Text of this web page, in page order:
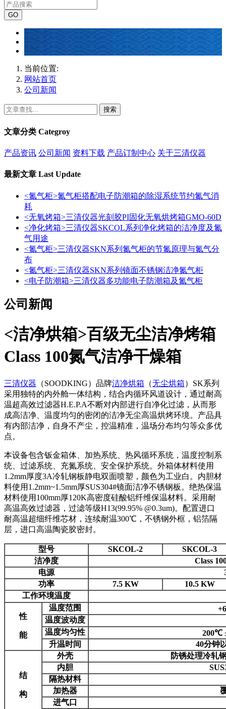
当前位置:
网站首页
公司新闻
搜索
文章分类 Categroy
产品资讯 公司新闻 资料下载 产品订制中心 关于三清仪器
最新文章 Last Update
<氮气柜>氮气柜搭配电子防潮箱的除湿系统节约氮气消
耗
<无氧烤箱>三清仪器光刻胶PI固化无氧烘烤箱GMO-60D
<净化烤箱>三清仪器SKCOL系列净化烤箱的洁净度及氮
气用途
<氮气柜>三清仪器SKN系列氮气柜的节氮原理与氮气分
布
<氮气柜>三清仪器SKN系列镜面不锈钢洁净氮气柜
<电子防潮箱>三清仪器多功能电子防潮箱及氮气柜
公司新闻
<洁净烘箱>百级无尘洁净烤箱
Class 100氮气洁净干燥箱
三清仪器 （SOODKING）品牌洁净烘箱 （无尘烘箱）SK系列
采用独特的内外舱一体结构，结合内循环风道设计，通过耐高
温超高效过滤器H.E.P.A不断对内部进行自净化过滤，从而形
成高洁净、温度均匀的密闭的洁净无尘高温烘烤环境。产品具
有内部洁净，自身不产尘，控温精准，温场分布均匀等众多优
点。
本设备包含钣金箱体、加热系统、热风循环系统，温度控制系
统、过滤系统、充氮系统、安全保护系统。外箱体材料使用
1.2mm厚度3A冷轧钢板静电双面喷塑，颜色为工业白。内胆材
料使用1.2mm~1.5mm厚SUS304#镜面洁净不锈钢板。绝热保温
材料使用100mm厚120K高密度硅酸铝纤维保温材料。采用耐
高温高效过滤器，过滤等级H13(99.95% @0.3um)。配置进口
耐高温超细纤维芯材，连续耐温300℃，不锈钢外框，铝箔隔
层，进口高温陶瓷胶密封。
型号 SKCOL-2
SKCOL-3
洁净度
Class
电源
功率
7.5 KW
10.5 KW
工作环境温度
性
能
温度范围
温度波动度
温度均匀性
200℃
升温时间
40分钟
结
构
外壳
防锈处理冷轧
内胆
隔热材料
加热器
进气口